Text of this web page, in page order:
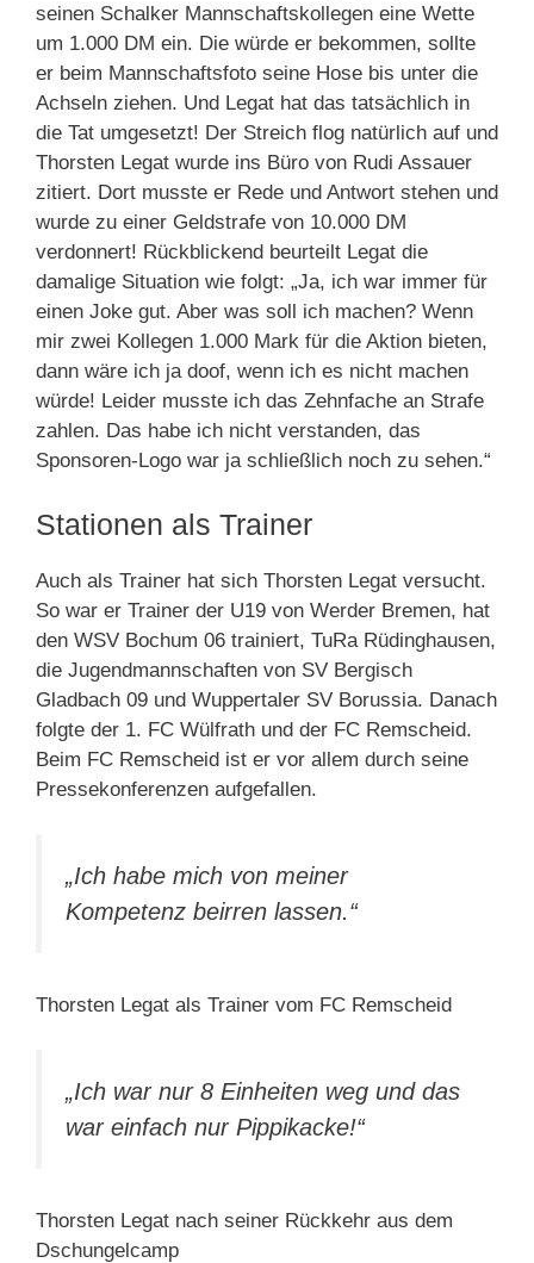
seinen Schalker Mannschaftskollegen eine Wette
um 1.000 DM ein. Die würde er bekommen, sollte
er beim Mannschaftsfoto seine Hose bis unter die
Achseln ziehen. Und Legat hat das tatsächlich in
die Tat umgesetzt! Der Streich flog natürlich auf und
Thorsten Legat wurde ins Büro von Rudi Assauer
zitiert. Dort musste er Rede und Antwort stehen und
wurde zu einer Geldstrafe von 10.000 DM
verdonnert! Rückblickend beurteilt Legat die
damalige Situation wie folgt: „Ja, ich war immer für
einen Joke gut. Aber was soll ich machen? Wenn
mir zwei Kollegen 1.000 Mark für die Aktion bieten,
dann wäre ich ja doof, wenn ich es nicht machen
würde! Leider musste ich das Zehnfache an Strafe
zahlen. Das habe ich nicht verstanden, das
Sponsoren-Logo war ja schließlich noch zu sehen.“
Stationen als Trainer
Auch als Trainer hat sich Thorsten Legat versucht.
So war er Trainer der U19 von Werder Bremen, hat
den WSV Bochum 06 trainiert, TuRa Rüdinghausen,
die Jugendmannschaften von SV Bergisch
Gladbach 09 und Wuppertaler SV Borussia. Danach
folgte der 1. FC Wülfrath und der FC Remscheid.
Beim FC Remscheid ist er vor allem durch seine
Pressekonferenzen aufgefallen.
„Ich habe mich von meiner
Kompetenz beirren lassen.“
Thorsten Legat als Trainer vom FC Remscheid
„Ich war nur 8 Einheiten weg und das
war einfach nur Pippikacke!“
Thorsten Legat nach seiner Rückkehr aus dem
Dschungelcamp